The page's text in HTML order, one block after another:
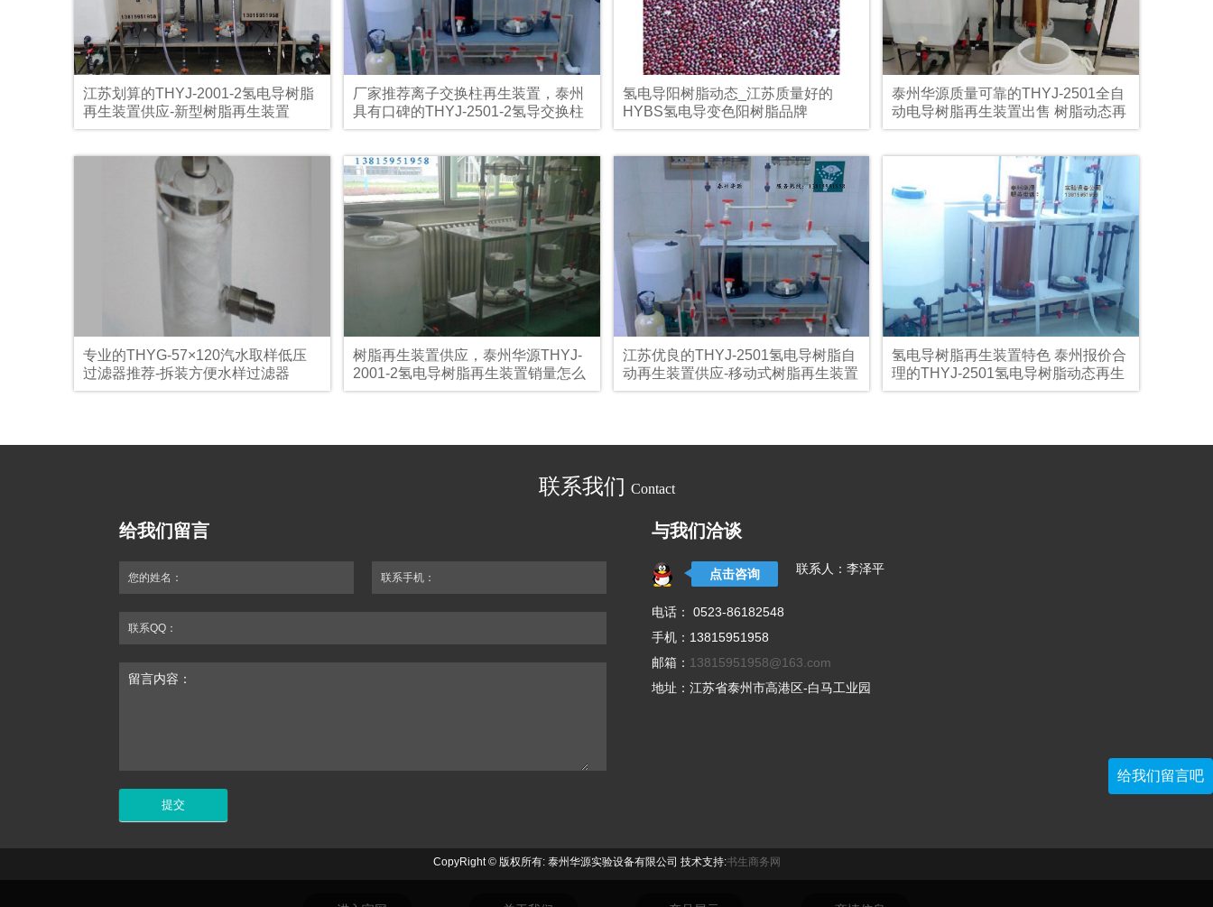
江苏划算的THYJ-2001-2氢电导树脂
再生装置供应-新型树脂再生装置
厂家推荐离子交换柱再生装置，泰州
具有口碑的THYJ-2501-2氢导交换柱
再生装置厂家推荐
氢电导阳树脂动态_江苏质量好的
HYBS氢电导变色阳树脂品牌
泰州华源质量可靠的THYJ-2501全自
动电导树脂再生装置出售 树脂动态再
生装置型号
专业的THYG-57×120汽水取样低压
过滤器推荐-拆装方便水样过滤器
树脂再生装置供应，泰州华源THYJ-
2001-2氢电导树脂再生装置销量怎么
样
江苏优良的THYJ-2501氢电导树脂自
动再生装置供应-移动式树脂再生装置
如何
氢电导树脂再生装置特色 泰州报价合
理的THYJ-2501氢电导树脂动态再生
装置哪里买
联系我们 Contact
给我们留言
您的姓名： 联系手机：
联系QQ：
留言内容：
与我们洽谈
点击咨询 联系人：李泽平
电话： 0523-86182548
手机：13815951958
邮箱： 13815951958@163.com
地址：江苏省泰州市高港区-白马工业园
给我们留言吧
CopyRight © 版权所有: 泰州华源实验设备有限公司 技术支持:书生商务网